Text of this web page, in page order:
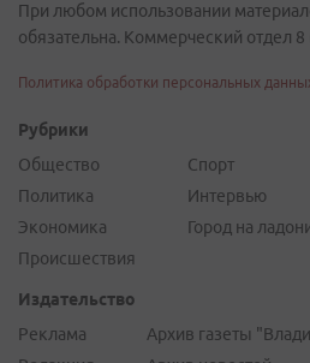
При любом использовании
обязательна. Коммерческий отдел
Политика обработки персональных
Рубрики
Общество
Политика
Экономика
Происшествия
Спорт
Интервью
Город на
Издательство
Реклама
Архив газеты